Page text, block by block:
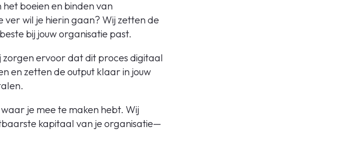
boeien en binden van
wil je hierin gaan? Wij zetten de
bij jouw organisatie past.
ervoor dat dit proces digitaal
en zetten de output klaar in jouw
je mee te maken hebt. Wij
kapitaal van je organisatie—